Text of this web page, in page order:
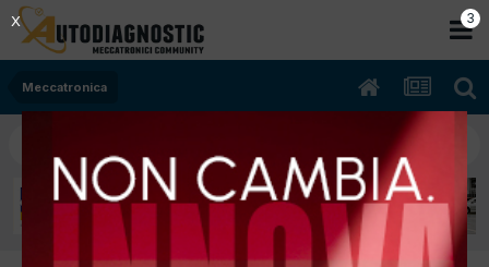
Meccatronica
2
X